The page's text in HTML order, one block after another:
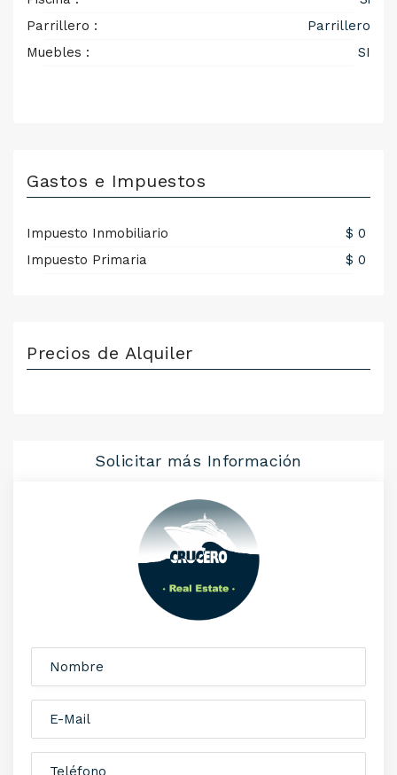
Parrillero :
Parrillero
Muebles :
SI
Gastos e Impuestos
Impuesto Inmobiliario
$ 0
Impuesto Primaria
$ 0
Precios de Alquiler
Solicitar más Información